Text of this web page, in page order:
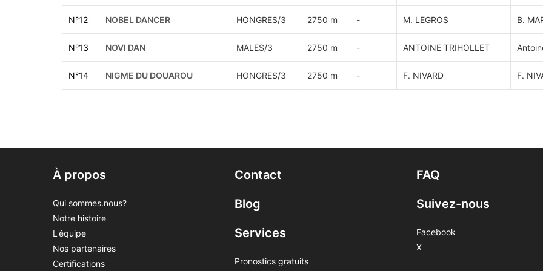
N°12 NOBEL DANCER HONGRES/3 2750 m - M. LEGROS B.
N°13 NOVI DAN MALES/3 2750 m - ANTOINE TRIHOLLET
N°14 NIGME DU DOUAROU HONGRES/3 2750 m - F. NIVARD F.
À propos
Qui sommes.nous?
Notre histoire
L'équipe
Nos partenaires
Certifications
Contact
Blog
Services
Pronostics gratuits
FAQ
Suivez-nous
Facebook
X